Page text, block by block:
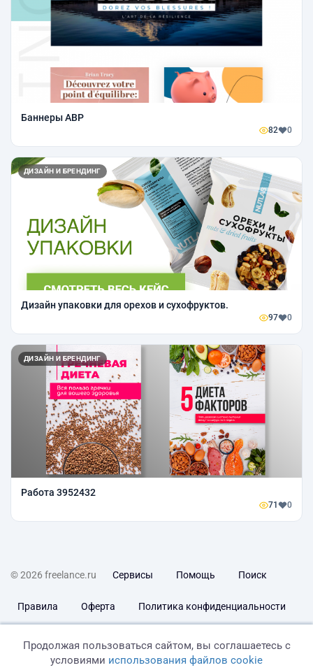
Баннеры ABP
82 0
ДИЗАЙН И БРЕНДИНГ
Дизайн упаковки для орехов и сухофруктов.
97 0
ДИЗАЙН И БРЕНДИНГ
Работа 3952432
71 0
© 2026 freelance.ru Сервисы Помощь Поиск
Правила Оферта Политика конфиденциальности
Продолжая пользоваться сайтом, вы соглашаетесь с
условиями использования файлов cookie